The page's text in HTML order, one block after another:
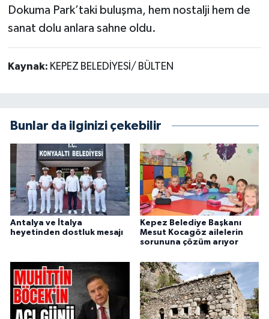
Dokuma Park’taki buluşma, hem nostalji hem de
sanat dolu anlara sahne oldu.
Kaynak: KEPEZ BELEDİYESİ/ BÜLTEN
Bunlar da ilginizi çekebilir
Antalya ve İtalya
heyetinden dostluk mesajı
Kepez Belediye Başkanı
Mesut Kocagöz ailelerin
sorununa çözüm arıyor